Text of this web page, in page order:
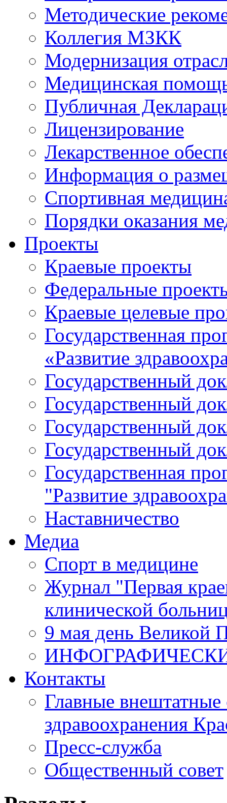
Методические
Коллегия МЗКК
Модернизация
Медицинская
Публичная
Лицензирование
Лекарственное
Информация о
Спортивная
Порядки оказания
Проекты
Краевые проекты
Федеральные
Краевые целевые
Государственная
«Развитие
Государственный
Государственный
Государственный
Государственный
Государственная
"Развитие
Наставничество
Медиа
Спорт в медицине
Журнал "Первая
клинической
9 мая день Великой
Контакты
Главные внештатные
здравоохранения
Пресс-служба
Общественный совет